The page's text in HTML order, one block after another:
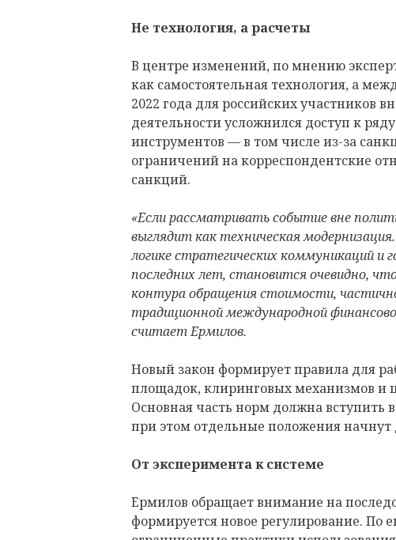
Не технология, а расчеты
В центре изменений, по мнению
как самостоятельная технология, а
2022 года для российских участников
деятельности усложнился доступ к
инструментов — в том числе из-за
ограничений на корреспондентские
санкций.
«Если рассматривать событие вне
выглядит как техническая
логике стратегических коммуникаций и
последних лет, становится очевидно,
контура обращения стоимости,
традиционной международной
считает Ермилов.
Новый закон формирует правила для
площадок, клиринговых механизмов и
Основная часть норм должна вступить в
при этом отдельные положения начнут
От эксперимента к системе
Ермилов обращает внимание на
формируется новое регулирование. По